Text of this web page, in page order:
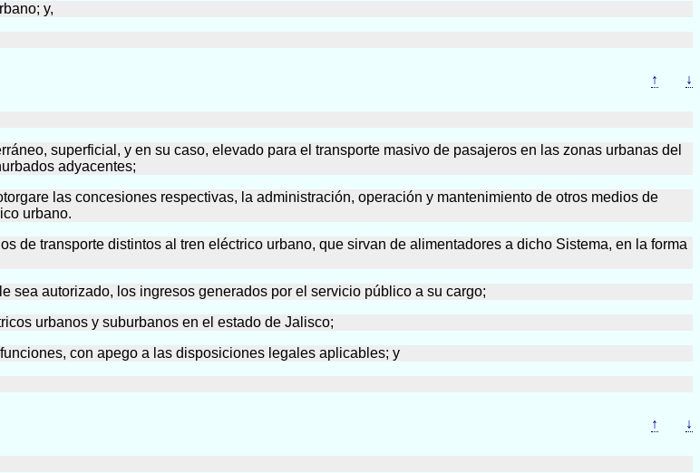
y,
↑ ↓
superficial, y en su caso, elevado para el transporte masivo de pasajeros en las zonas urbanas del
adyacentes;
las concesiones respectivas, la administración, operación y mantenimiento de otros medios de
urbano.
de transporte distintos al tren eléctrico urbano, que sirvan de alimentadores a dicho Sistema, en la forma
sea autorizado, los ingresos generados por el servicio público a su cargo;
urbanos y suburbanos en el estado de Jalisco;
con apego a las disposiciones legales aplicables; y
↑ ↓